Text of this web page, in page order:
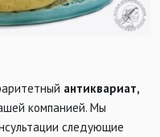
антиквариат,
компанией. Мы
следующие